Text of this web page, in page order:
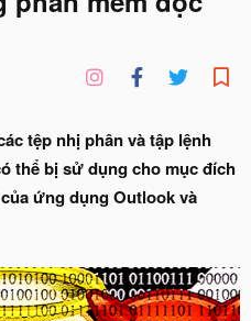
tệp nhị phân và tập lệnh
thể bị sử dụng cho mục đích
ứng dụng Outlook và